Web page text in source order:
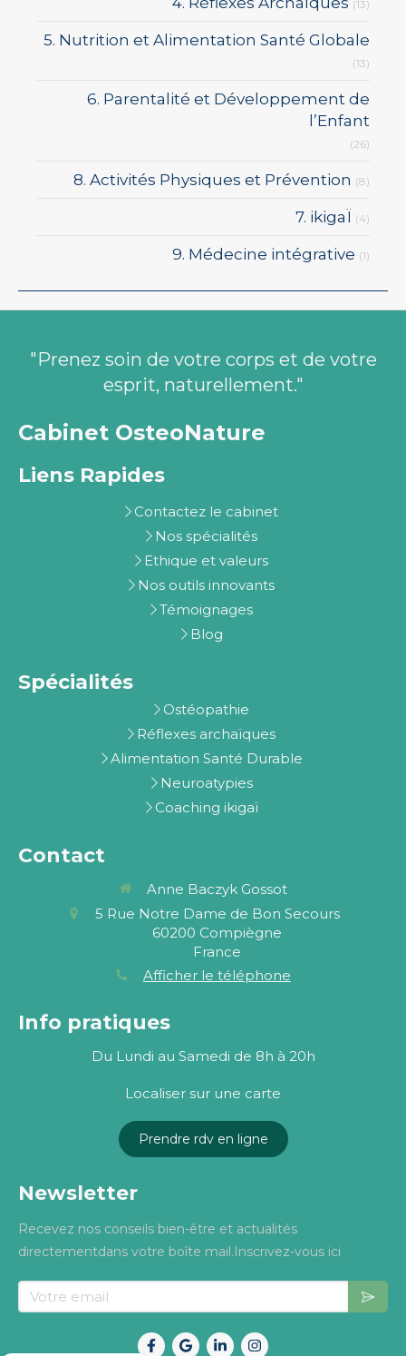
(13)
5. Nutrition et Alimentation Santé Globale
(13)
6. Parentalité et Développement de
l’Enfant
(26)
8. Activités Physiques et Prévention (8)
7. ikigaÏ (4)
9. Médecine intégrative (1)
Cabinet OsteoNature
"Prenez soin de votre corps et de votre
esprit, naturellement."
Liens Rapides
Contactez le cabinet
Nos spécialités
Ethique et valeurs
Nos outils innovants
Témoignages
Blog
Spécialités
Ostéopathie
Réflexes archaïques
Alimentation Santé Durable
Neuroatypies
Coaching ikigaï
Contact
Anne Baczyk Gossot
5 Rue Notre Dame de Bon Secours
60200 Compiègne
France
Afficher le téléphone
Info pratiques
Du Lundi au Samedi de 8h à 20h
Localiser sur une carte
Prendre rdv en ligne
Newsletter
Recevez nos conseils bien-être et actualités
directementdans votre boîte mail.Inscrivez-vous ici
Votre email